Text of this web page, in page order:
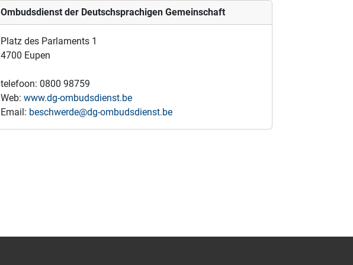
Ombudsdienst der Deutschsprachigen Gemeinschaft
Platz des Parlaments 1
4700 Eupen
telefoon: 0800 98759
Web: www.dg-ombudsdienst.be
Email: beschwerde@dg-ombudsdienst.be